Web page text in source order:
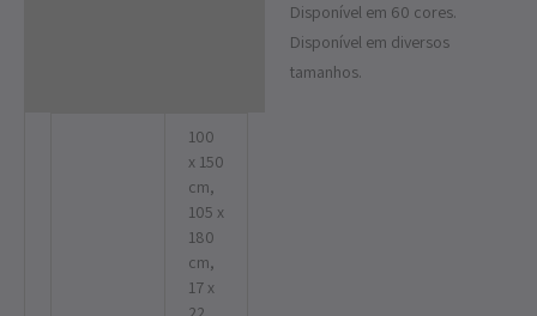
Disponível em 60 cores.
Disponível em diversos
tamanhos.
100
x 150
cm,
105 x
180
cm,
17 x